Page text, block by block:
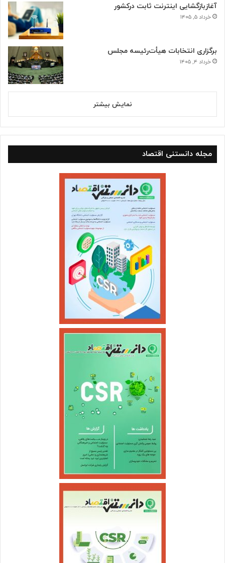
آغازبازگشایی اینترنت ثابت درکشور
خرداد ۵, ۱۴۰۵
برگزاری انتخابات هیأت‌رئیسه مجلس
خرداد ۴, ۱۴۰۵
نمایش بیشتر
مجله دانستنی اقتصاد